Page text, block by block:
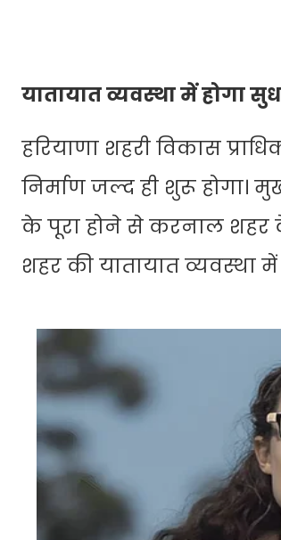
यातायात व्यवस्था में होगा
हरियाणा शहरी विकास
निर्माण जल्द ही शुरू होगा।
के पूरा होने से करनाल शहर
शहर की यातायात व्यवस्था में